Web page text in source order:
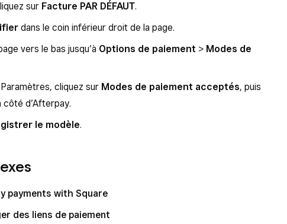
sur Facture PAR DÉFAUT.
dans le coin inférieur droit de la page.
vers le bas jusqu’à Options de paiement > Modes de
Paramètres, cliquez sur Modes de paiement acceptés, puis
d’Afterpay.
le modèle.
payments with Square
des liens de paiement